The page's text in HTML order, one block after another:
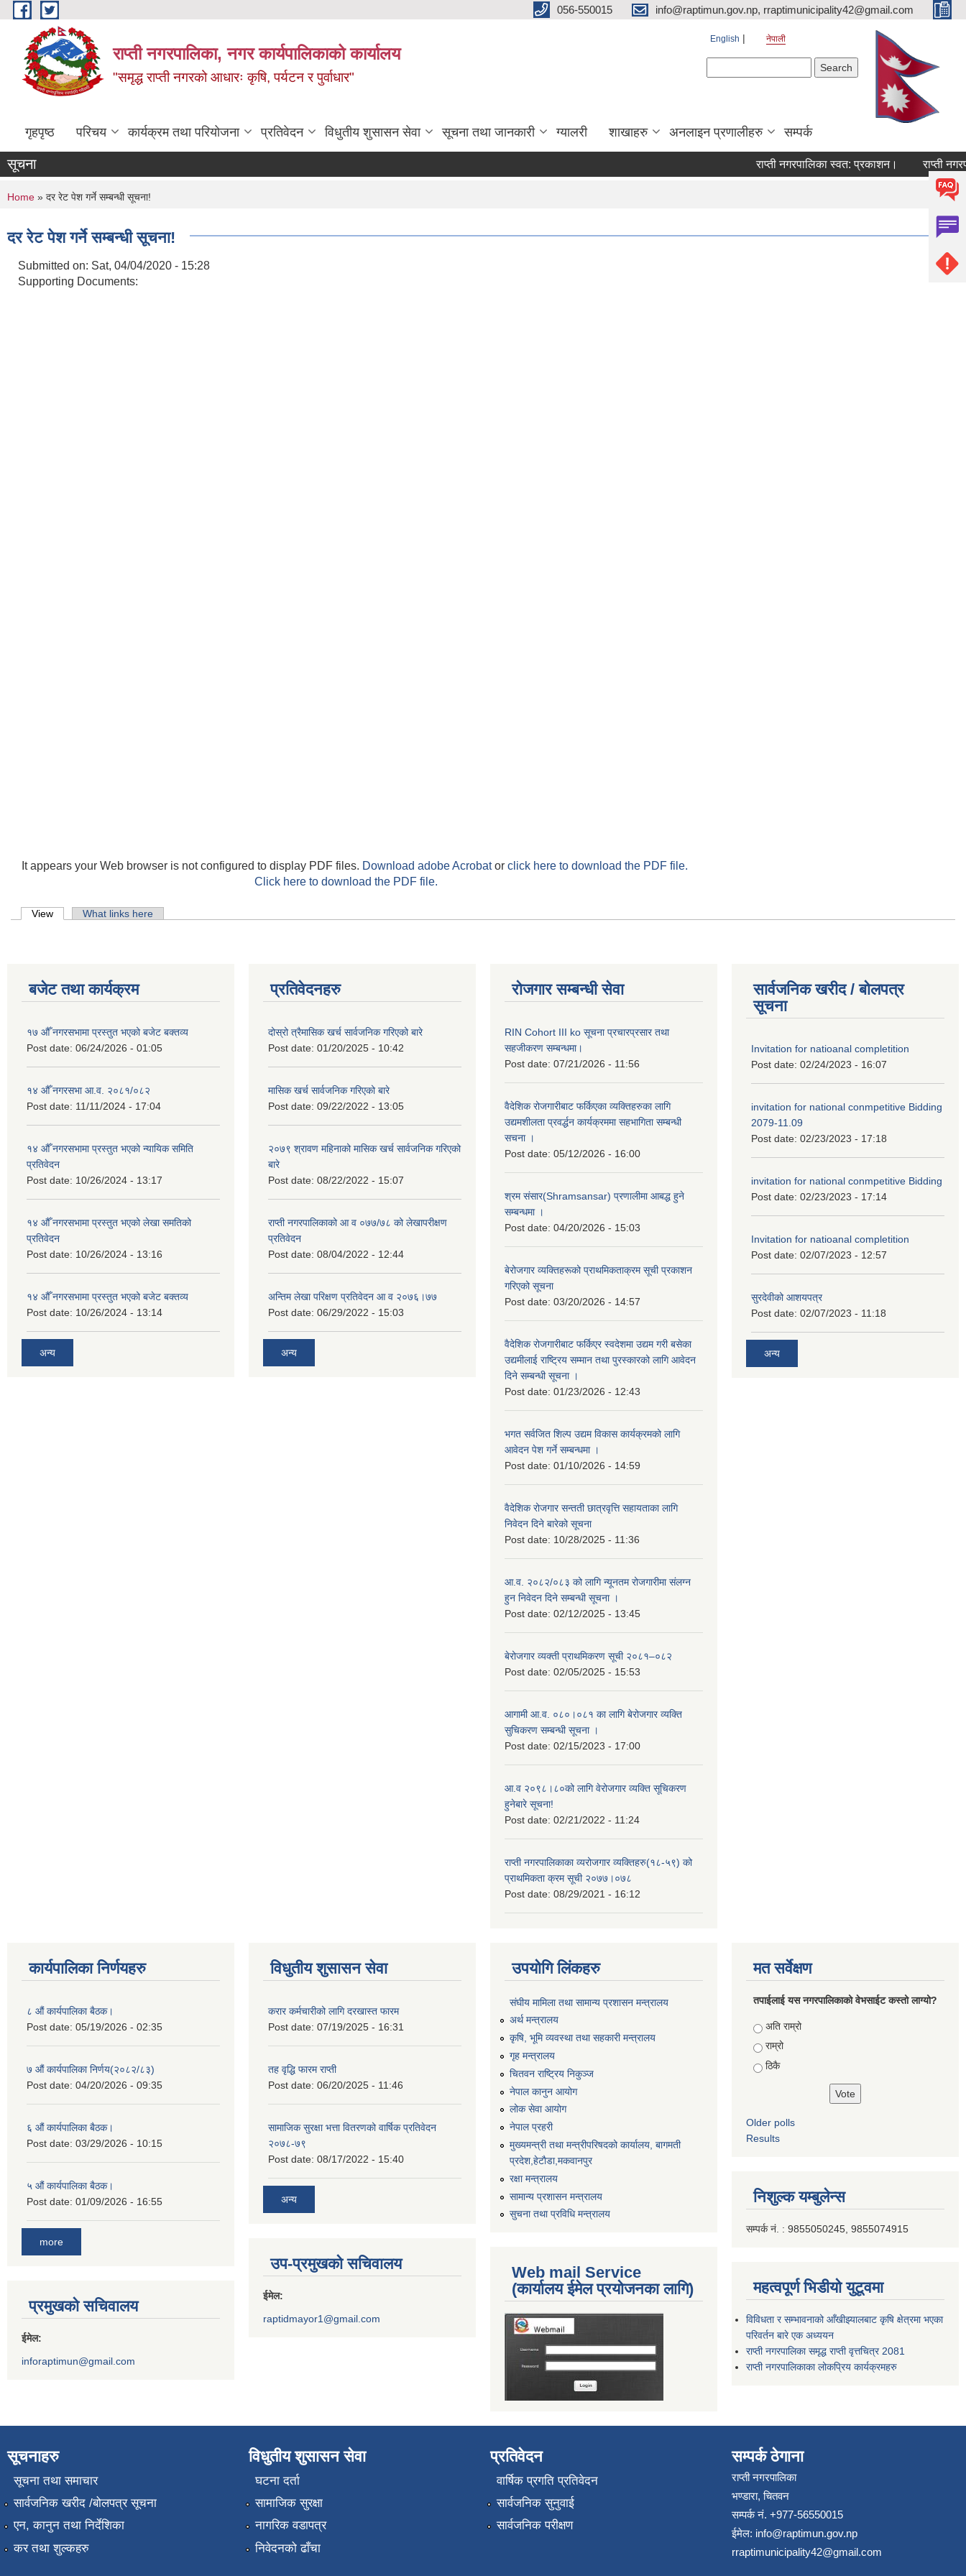
Skip to main content 056-550015 info@raptimun.gov.np, rraptimunicipality42@gmail.com
राप्ती नगरपालिका, नगर कार्यपालिकाको कार्यालय
"समृद्ध राप्ती नगरको आधारः कृषि, पर्यटन र पुर्वाधार"
English नेपाली
गृहपृष्ठ परिचय कार्यक्रम तथा परियोजना प्रतिवेदन विधुतीय शुसासन सेवा सूचना तथा जानकारी ग्यालरी शाखाहरु अनलाइन प्रणालीहरु सम्पर्क
सूचना राप्ती नगरपालिका स्वत: प्रकाशन। राप्ती
You are here
Home » दर रेट पेश गर्ने सम्बन्धी सूचना!
दर रेट पेश गर्ने सम्बन्धी सूचना!
Submitted on: Sat, 04/04/2020 - 15:28
Supporting Documents:
It appears your Web browser is not configured to display PDF files. Download adobe Acrobator click here to download the PDF file.
Click here to download the PDF file.
Primary tabs
View (active tab)What links here
बजेट तथा कार्यक्रम
१७ औँ नगरसभामा प्रस्तुत भएको बजेट बक्तव्य
Post date: 06/24/2026 - 01:05
१४ औँ नगरसभा आ.व. २०८१/०८२
Post date: 11/11/2024 - 17:04
१४ औँ नगरसभामा प्रस्तुत भएको न्यायिक समिति
प्रतिवेदन
Post date: 10/26/2024 - 13:17
१४ औँ नगरसभामा प्रस्तुत भएको लेखा समतिको
प्रतिवेदन
Post date: 10/26/2024 - 13:16
१४ औँ नगरसभामा प्रस्तुत भएको बजेट बक्तव्य
Post date: 10/26/2024 - 13:14
अन्य
प्रतिवेदनहरु
दोस्रो त्रैमासिक खर्च सार्वजनिक गरिएको बारे
Post date: 01/20/2025 - 10:42
मासिक खर्च सार्वजनिक गरिएको बारे
Post date: 09/22/2022 - 13:05
२०७९ श्रावण महिनाको मासिक खर्च सार्वजनिक गरिएको
बारे
Post date: 08/22/2022 - 15:07
राप्ती नगरपालिकाको आ व ०७७/७८ को लेखापरीक्षण
प्रतिवेदन
Post date: 08/04/2022 - 12:44
अन्तिम लेखा परिक्षण प्रतिवेदन आ व २०७६।७७
Post date: 06/29/2022 - 15:03
अन्य
रोजगार सम्बन्धी सेवा
RIN Cohort III ko सूचना प्रचारप्रसार तथा
सहजीकरण सम्बन्धमा।
Post date: 07/21/2026 - 11:56
वैदेशिक रोजगारीबाट फर्किएका व्यक्तिहरुका लागि
उद्यमशीलता प्रवर्द्धन कार्यक्रममा सहभागिता सम्बन्धी
सचना ।
Post date: 05/12/2026 - 16:00
श्रम संसार(Shramsansar) प्रणालीमा आबद्ध हुने
सम्बन्धमा ।
Post date: 04/20/2026 - 15:03
बेरोजगार व्यक्तिहरूको प्राथमिकताक्रम सूची प्रकाशन
गरिएको सूचना
Post date: 03/20/2026 - 14:57
वैदेशिक रोजगारीबाट फर्किएर स्वदेशमा उद्यम गरी बसेका
उद्यमीलाई राष्ट्रिय सम्मान तथा पुरस्कारको लागि आवेदन
दिने सम्बन्धी सूचना ।
Post date: 01/23/2026 - 12:43
भगत सर्वजित शिल्प उद्यम विकास कार्यक्रमको लागि
आवेदन पेश गर्ने सम्बन्धमा ।
Post date: 01/10/2026 - 14:59
वैदेशिक रोजगार सन्तती छात्रवृत्ति सहायताका लागि
निवेदन दिने बारेको सूचना
Post date: 10/28/2025 - 11:36
आ.व. २०८२/०८३ को लागि न्यूनतम रोजगारीमा संलग्न
हुन निवेदन दिने सम्बन्धी सूचना ।
Post date: 02/12/2025 - 13:45
बेरोजगार व्यक्ती प्राथमिकरण सूची २०८१–०८२
Post date: 02/05/2025 - 15:53
आगामी आ.व. ०८०।०८१ का लागि बेरोजगार व्यक्ति
सुचिकरण सम्बन्धी सूचना ।
Post date: 02/15/2023 - 17:00
आ.व २०९८।८०को लागि वेरोजगार व्यक्ति सूचिकरण
हुनेबारे सूचना!
Post date: 02/21/2022 - 11:24
राप्ती नगरपालिकाका व्यरोजगार व्यक्तिहरु(१८-५९) को
प्राथमिकता क्रम सूची २०७७।०७८
Post date: 08/29/2021 - 16:12
सार्वजनिक खरीद / बोलपत्र
सूचना
Invitation for natioanal completition
Post date: 02/24/2023 - 16:07
invitation for national conmpetitive Bidding
2079-11.09
Post date: 02/23/2023 - 17:18
invitation for national conmpetitive Bidding
Post date: 02/23/2023 - 17:14
Invitation for natioanal completition
Post date: 02/07/2023 - 12:57
सुरदेवीको आशयपत्र
Post date: 02/07/2023 - 11:18
अन्य
कार्यपालिका निर्णयहरु
८ औं कार्यपालिका बैठक।
Post date: 05/19/2026 - 02:35
७ औं कार्यपालिका निर्णय(२०८२/८३)
Post date: 04/20/2026 - 09:35
६ औं कार्यपालिका बैठक।
Post date: 03/29/2026 - 10:15
५ औं कार्यपालिका बैठक।
Post date: 01/09/2026 - 16:55
more
प्रमुखको सचिवालय
ईमेल:
inforaptimun@gmail.com
विधुतीय शुसासन सेवा
करार कर्मचारीको लागि दरखास्त फारम
Post date: 07/19/2025 - 16:31
तह वृद्धि फारम राप्ती
Post date: 06/20/2025 - 11:46
सामाजिक सुरक्षा भत्ता वितरणको वार्षिक प्रतिवेदन
२०७८-७९
Post date: 08/17/2022 - 15:40
अन्य
उप-प्रमुखको सचिवालय
ईमेल:
raptidmayor1@gmail.com
उपयोगि लिंकहरु
संघीय मामिला तथा सामान्य प्रशासन मन्त्रालय
अर्थ मन्त्रालय
कृषि, भूमि व्यवस्था तथा सहकारी मन्त्रालय
गृह मन्त्रालय
चितवन राष्ट्रिय निकुञ्ज
नेपाल कानुन आयोग
लोक सेवा आयोग
नेपाल प्रहरी
मुख्यमन्त्री तथा मन्त्रीपरिषदको कार्यालय, बागमती
प्रदेश,हेटाैडा,मकवानपुर
रक्षा मन्त्रालय
सामान्य प्रशासन मन्त्रालय
सुचना तथा प्रविधि मन्त्रालय
Web mail Service
(कार्यालय ईमेल प्रयोजनका लागि)
मत सर्वेक्षण
तपाईलाई यस नगरपालिकाको वेभसाईट कस्तो लाग्यो?
Choices
अति राम्रो
राम्रो
ठिकै
Older polls
Results
निशुल्क यम्बुलेन्स
सम्पर्क नं. : 9855050245, 9855074915
महत्वपूर्ण भिडीयो युटूवमा
विविधता र सम्भावनाको आँखीझ्यालबाट कृषि क्षेत्रमा भएका
परिवर्तन बारे एक अध्ययन
राप्ती नगरपालिका समृद्ध राप्ती वृत्तचित्र 2081
राप्ती नगरपालिकाका लोकप्रिय कार्यक्रमहरु
सूचनाहरु
सूचना तथा समाचार
सार्वजनिक खरीद /बोलपत्र सूचना
एन, कानुन तथा निर्देशिका
कर तथा शुल्कहरु
विधुतीय शुसासन सेवा
घटना दर्ता
सामाजिक सुरक्षा
नागरिक वडापत्र
निवेदनको ढाँचा
प्रतिवेदन
वार्षिक प्रगति प्रतिवेदन
सार्वजनिक सुनुवाई
सार्वजनिक परीक्षण
सम्पर्क ठेगाना
राप्ती नगरपालिका
भण्डारा, चितवन
सम्पर्क नं. +977-56550015
ईमेल: info@raptimun.gov.np
rraptimunicipality42@gmail.com